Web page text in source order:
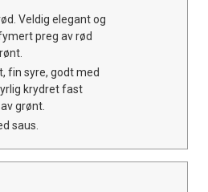
Veldig elegant og
preg av rød
fin syre, godt med
krydret fast
grønt.
saus.